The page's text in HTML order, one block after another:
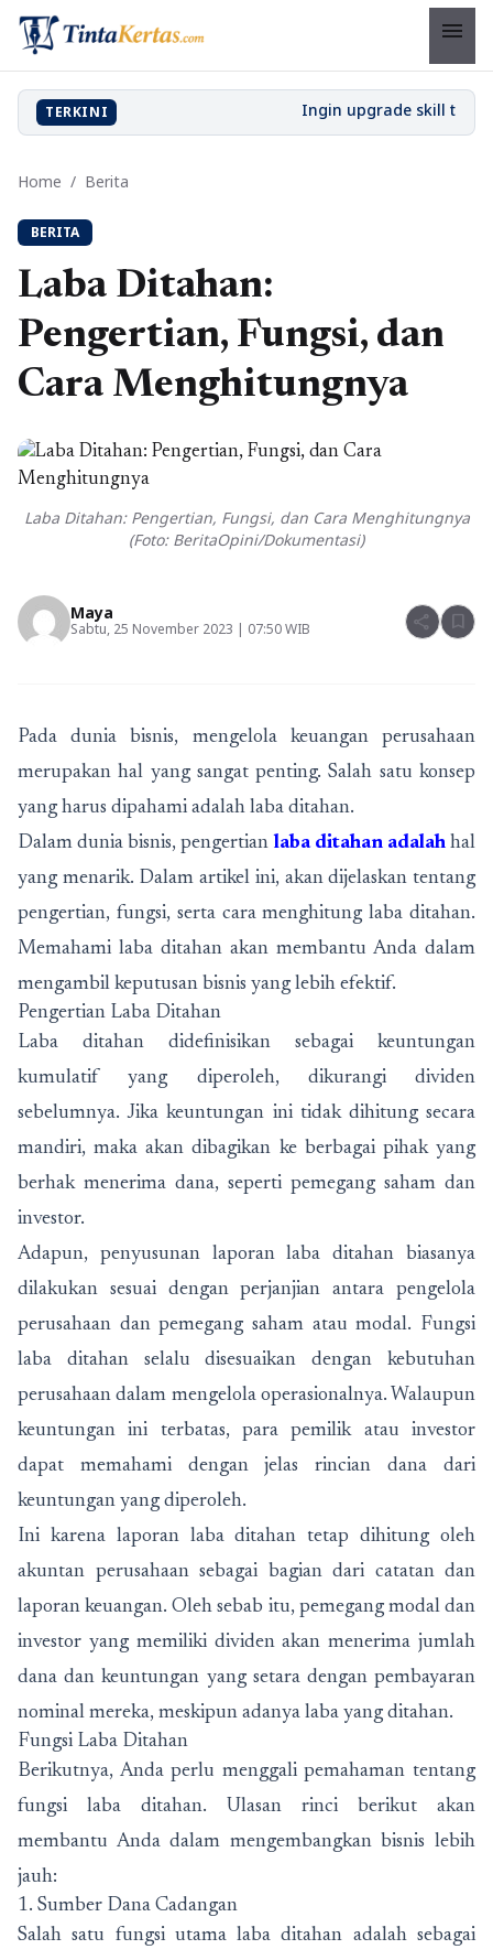
menu
TERKINI
Home / Berita
BERITA
Laba Ditahan:
Pengertian, Fungsi, dan
Cara Menghitungnya
Laba Ditahan: Pengertian, Fungsi, dan Cara Menghitungnya
(Foto: BeritaOpini/Dokumentasi)
Maya
Sabtu, 25 November 2023 | 07:50 WIB share bookmark
Pada dunia bisnis, mengelola keuangan perusahaan
merupakan hal yang sangat penting. Salah satu konsep
yang harus dipahami adalah laba ditahan.
Dalam dunia bisnis, pengertian laba ditahan adalahhal
yang menarik. Dalam artikel ini, akan dijelaskan tentang
pengertian, fungsi, serta cara menghitung laba ditahan.
Memahami laba ditahan akan membantu Anda dalam
mengambil keputusan bisnis yang lebih efektif.
Pengertian Laba Ditahan
Laba ditahan didefinisikan sebagai keuntungan
kumulatif yang diperoleh, dikurangi dividen
sebelumnya. Jika keuntungan ini tidak dihitung secara
mandiri, maka akan dibagikan ke berbagai pihak yang
berhak menerima dana, seperti pemegang saham dan
investor.
Adapun, penyusunan laporan laba ditahan biasanya
dilakukan sesuai dengan perjanjian antara pengelola
perusahaan dan pemegang saham atau modal. Fungsi
laba ditahan selalu disesuaikan dengan kebutuhan
perusahaan dalam mengelola operasionalnya. Walaupun
keuntungan ini terbatas, para pemilik atau investor
dapat memahami dengan jelas rincian dana dari
keuntungan yang diperoleh.
Ini karena laporan laba ditahan tetap dihitung oleh
akuntan perusahaan sebagai bagian dari catatan dan
laporan keuangan. Oleh sebab itu, pemegang modal dan
investor yang memiliki dividen akan menerima jumlah
dana dan keuntungan yang setara dengan pembayaran
nominal mereka, meskipun adanya laba yang ditahan.
Fungsi Laba Ditahan
Berikutnya, Anda perlu menggali pemahaman tentang
fungsi laba ditahan. Ulasan rinci berikut akan
membantu Anda dalam mengembangkan bisnis lebih
jauh:
1. Sumber Dana Cadangan
Salah satu fungsi utama laba ditahan adalah sebagai